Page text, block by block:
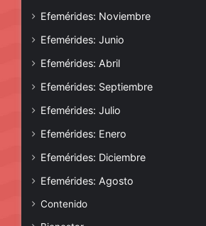
Efemérides: Noviembre
Efemérides: Junio
Efemérides: Abril
Efemérides: Septiembre
Efemérides: Julio
Efemérides: Enero
Efemérides: Diciembre
Efemérides: Agosto
Contenido